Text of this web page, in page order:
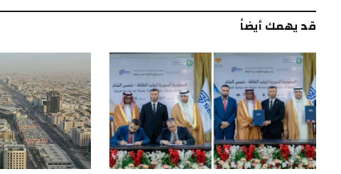
قد يهمك أيضاً